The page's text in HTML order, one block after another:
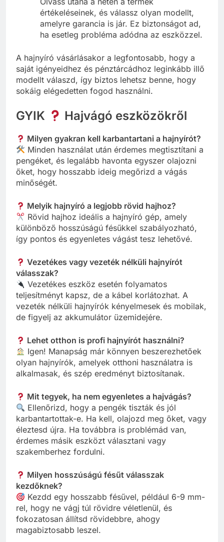
értékeléseinek, és válassz olyan modellt,
amelyre garancia is jár. Ez biztonságot ad,
ha esetleg probléma adódna az eszközzel.
A hajnyíró vásárlásakor a legfontosabb, hogy a
saját igényeidhez és pénztárcádhoz leginkább illő
modellt válaszd, így biztos lehetsz benne, hogy
sokáig elégedetten fogod használni.
GYIK Hajvágó eszközökről
Milyen gyakran kell karbantartani a hajnyírót?
Minden használat után érdemes megtisztítani a
pengéket, és legalább havonta egyszer olajozni
őket, hogy hosszabb ideig megőrizd a vágás
minőségét.
Melyik hajnyíró a legjobb rövid hajhoz?
Rövid hajhoz ideális a hajnyíró gép, amely
különböző hosszúságú fésűkkel szabályozható,
így pontos és egyenletes vágást tesz lehetővé.
Vezetékes vagy vezeték nélküli hajnyírót
válasszak?
Vezetékes eszköz esetén folyamatos
teljesítményt kapsz, de a kábel korlátozhat. A
vezeték nélküli hajnyírók kényelmesek és mobilak,
de figyelj az akkumulátor üzemidejére.
Lehet otthon is profi hajnyírót használni?
Igen! Manapság már könnyen beszerezhetőek
olyan hajnyírók, amelyek otthoni használatra is
alkalmasak, és szép eredményt biztosítanak.
Mit tegyek, ha nem egyenletes a hajvágás?
Ellenőrizd, hogy a pengék tiszták és jól
karbantartottak-e. Ha kell, olajozd meg őket, vagy
éleztesd újra. Ha továbbra is problémád van,
érdemes másik eszközt választani vagy
szakemberhez fordulni.
Milyen hosszúságú fésűt válasszak
kezdőknek?
Kezdd egy hosszabb fésűvel, például 6-9 mm-
rel, hogy ne vágj túl rövidre véletlenül, és
fokozatosan állítsd rövidebbre, ahogy
magabiztosabb leszel.